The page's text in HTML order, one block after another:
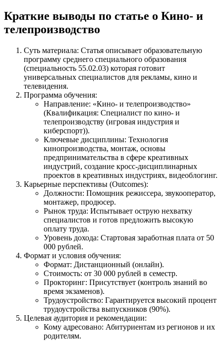
Краткие выводы по статье о Кино- и
телепроизводство
Суть материала: Статья описывает образовательную
программу среднего специального образования
(специальность 55.02.03) которая готовит
универсальных специалистов для рекламы, кино и
телевидения.
Программа обучения:
Направление: «Кино- и телепроизводство»
(Квалификация: Специалист по кино- и
телепроизводству (игровая индустрия и
киберспорт)).
Ключевые дисциплины: Технология
кинопроизводства, монтаж, основы
предпринимательства в сфере креативных
индустрий, создание кросс-дисциплинарных
проектов в креативных индустриях, видеоблогинг.
Карьерные перспективы (Outcomes):
Должности: Помощник режиссера, звукооператор,
монтажер, продюсер.
Рынок труда: Испытывает острую нехватку
специалистов и готов предложить высокую
оплату труда.
Уровень дохода: Стартовая заработная плата от 50
000 рублей.
Формат и условия обучения:
Формат: Дистанционный (онлайн).
Стоимость: от 30 000 рублей в семестр.
Прокторинг: Присутствует (контроль знаний во
время экзаменов).
Трудоустройство: Гарантируется высокий процент
трудоустройства выпускников (90%).
Целевая аудитория и рекомендации:
Кому адресовано: Абитуриентам из регионов и их
родителям.